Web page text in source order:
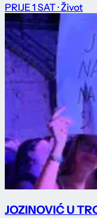
PRIJE 1 SAT · Život
JOZINOVIĆ U